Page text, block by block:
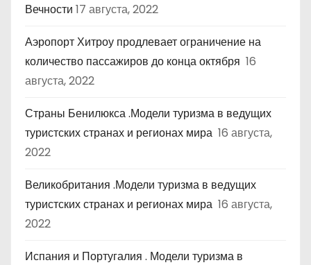
Вечности 17 августа, 2022
Аэропорт Хитроу продлевает ограничение на
количество пассажиров до конца октября 16
августа, 2022
Страны Бенилюкса .Модели туризма в ведущих
туристских странах и регионах мира 16 августа,
2022
Великобритания .Модели туризма в ведущих
туристских странах и регионах мира 16 августа,
2022
Испания и Португалия . Модели туризма в